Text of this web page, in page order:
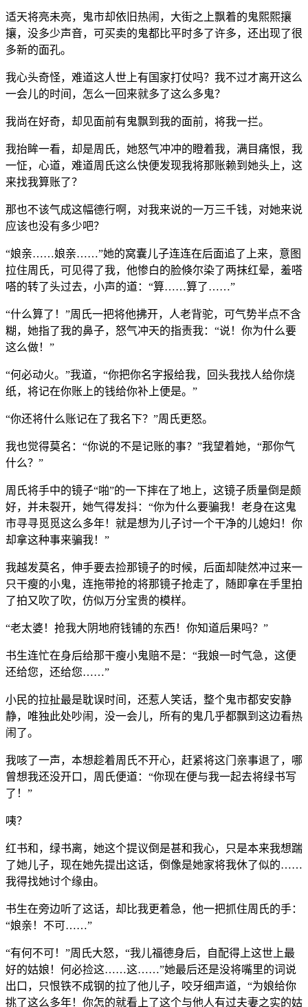
适天将亮未亮，鬼市却依旧热闹，大街之上飘着的鬼熙熙攘
攘，没多少声音，可买卖的鬼都比平时多了许多，还出现了很
多新的面孔。
我心头奇怪，难道这人世上有国家打仗吗？我不过才离开这么
一会儿的时间，怎么一回来就多了这么多鬼？
我尚在好奇，却见面前有鬼飘到我的面前，将我一拦。
我抬眸一看，却是周氏，她怒气冲冲的瞪着我，满目痛恨，我
一怔，心道，难道周氏这么快便发现我将那账赖到她头上，这
来找我算账了？
那也不该气成这幅德行啊，对我来说的一万三千钱，对她来说
应该也没有多少吧？
“娘亲……娘亲……”她的窝囊儿子连连在后面追了上来，意图
拉住周氏，可见得了我，他惨白的脸倏尔染了两抹红晕，羞嗒
嗒的转了头过去，小声的道：“算……算了……”
“什么算了！”周氏一把将他拂开，人老背驼，可气势半点不含
糊，她指了我的鼻子，怒气冲天的指责我：“说！你为什么要
这么做！”
“何必动火。”我道，“你把你名字报给我，回头我找人给你烧
纸，将记在你账上的钱给你补上便是。”
“你还将什么账记在了我名下？”周氏更怒。
我也觉得莫名：“你说的不是记账的事？”我望着她，“那你气
什么？”
周氏将手中的镜子“啪”的一下摔在了地上，这镜子质量倒是颇
好，并未裂开，她气得发抖：“你为什么要骗我！老身在这鬼
市寻寻觅觅这么多年！就是想为儿子讨一个干净的儿媳妇！你
却拿这种事来骗我！”
我越发莫名，伸手要去捡那镜子的时候，后面却陡然冲过来一
只干瘦的小鬼，连拖带抢的将那镜子抢走了，随即拿在手里拍
了拍又吹了吹，仿似万分宝贵的模样。
“老太婆！抢我大阴地府钱铺的东西！你知道后果吗？”
书生连忙在身后给那干瘦小鬼赔不是：“我娘一时气急，这便
还给您，还给您……”
小民的拉扯最是耽误时间，还惹人笑话，整个鬼市都安安静
静，唯独此处吵闹，没一会儿，所有的鬼几乎都飘到这边看热
闹了。
我咳了一声，本想趁着周氏不开心，赶紧将这门亲事退了，哪
曾想我还没开口，周氏便道：“你现在便与我一起去将绿书写
了！”
咦？
红书和，绿书离，她这个提议倒是甚和我心，只是本来我想踹
了她儿子，现在她先提出这话，倒像是她家将我休了似的……
我得找她讨个缘由。
书生在旁边听了这话，却比我更着急，他一把抓住周氏的手：
“娘亲！不可……”
“有何不可！”周氏大怒，“我儿福德身后，自配得上这世上最
好的姑娘！何必捡这……这……”她最后还是没将嘴里的词说
出口，只恨铁不成钢的拉了他儿子，咬牙细声道，“为娘给你
挑了这么多年！你怎的就看上了这个与他人有过夫妻之实的姑